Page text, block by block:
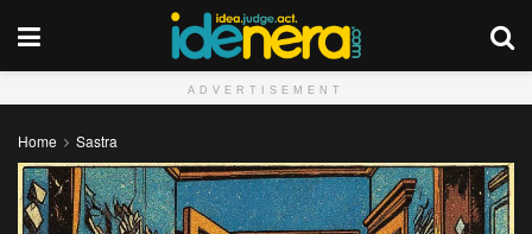
ADVERTISEMENT
Home Sastra